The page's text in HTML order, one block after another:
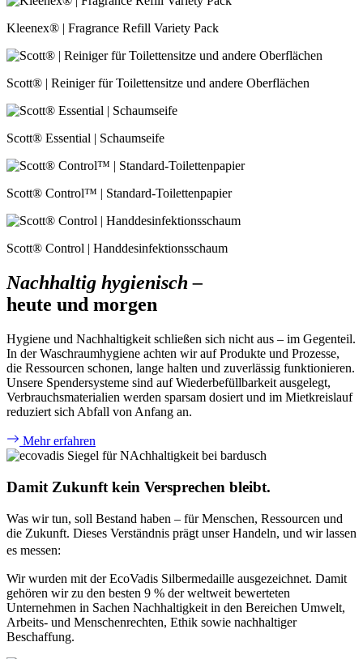
Kleenex® | Fragrance Refill Variety Pack
Scott® | Reiniger für Toilettensitze und andere Oberflächen
Scott® Essential | Schaumseife
Scott® Control™ | Standard-Toilettenpapier
Scott® Control | Handdesinfektionsschaum
Nachhaltig hygienisch –
heute und morgen
Hygiene und Nachhaltigkeit schließen sich nicht aus – im Gegenteil.
In der Waschraumhygiene achten wir auf Produkte und Prozesse,
die Ressourcen schonen, lange halten und zuverlässig funktionieren.
Unsere Spendersysteme sind auf Wiederbefüllbarkeit ausgelegt,
Verbrauchsmaterialien werden sparsam dosiert und im Mietkreislauf
reduziert sich Abfall von Anfang an.
Mehr erfahren
Damit Zukunft kein Versprechen bleibt.
Was wir tun, soll Bestand haben – für Menschen, Ressourcen und
die Zukunft. Dieses Verständnis prägt unser Handeln, und wir lassen
es messen:
Wir wurden mit der EcoVadis Silbermedaille ausgezeichnet. Damit
gehören wir zu den besten 9 % der weltweit bewerteten
Unternehmen in Sachen Nachhaltigkeit in den Bereichen Umwelt,
Arbeits- und Menschenrechten, Ethik sowie nachhaltiger
Beschaffung.